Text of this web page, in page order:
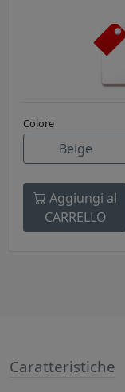
Colore
Beige
Aggiungi al
CARRELLO
Caratteristiche